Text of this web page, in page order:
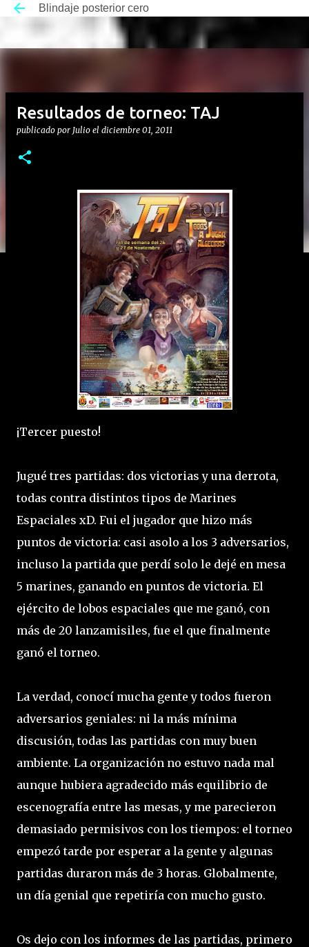
Ir al contenido principal
Blindaje posterior cero
Resultados de torneo: TAJ
publicado por Julio el diciembre 01, 2011
¡Tercer puesto!
Jugué tres partidas: dos victorias y una derrota,
todas contra distintos tipos de Marines
Espaciales xD. Fui el jugador que hizo más
puntos de victoria: casi asolo a los 3 adversarios,
incluso la partida que perdí solo le dejé en mesa
5 marines, ganando en puntos de victoria. El
ejército de lobos espaciales que me ganó, con
más de 20 lanzamisiles, fue el que finalmente
ganó el torneo.
La verdad, conocí mucha gente y todos fueron
adversarios geniales: ni la más mínima
discusión, todas las partidas con muy buen
ambiente. La organización no estuvo nada mal
aunque hubiera agradecido más equilibrio de
escenografía entre las mesas, y me parecieron
demasiado permisivos con los tiempos: el torneo
empezó tarde por esperar a la gente y algunas
partidas duraron más de 3 horas. Globalmente,
un día genial que repetiría con mucho gusto.
Os dejo con los informes de las partidas, primero